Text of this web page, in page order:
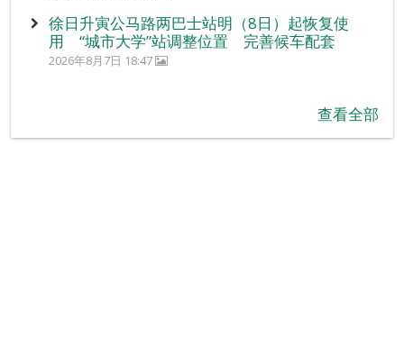
徐日升寅公马路两巴士站明（8日）起恢复使
用 “城市大学”站调整位置 完善候车配套
2026年8月7日 18:47
查看全部